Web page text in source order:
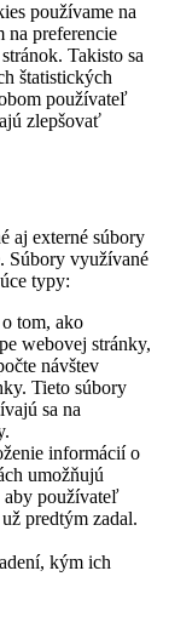
používame na
na preferencie
Takisto sa
štatistických
používateľ
zlepšovať
aj externé súbory
Súbory využívané
typy:
tom, ako
webovej stránky,
návštev
Tieto súbory
sa na
informácií o
umožňujú
aby používateľ
predtým zadal.
kým ich